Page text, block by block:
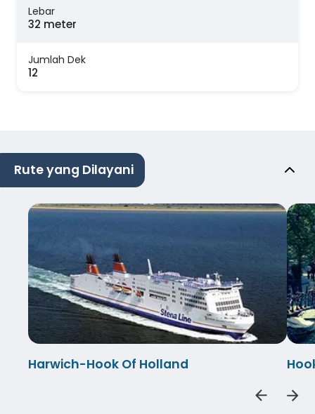
Lebar
32 meter
Jumlah Dek
12
Rute yang Dilayani
Harwich-Hook Of Holland